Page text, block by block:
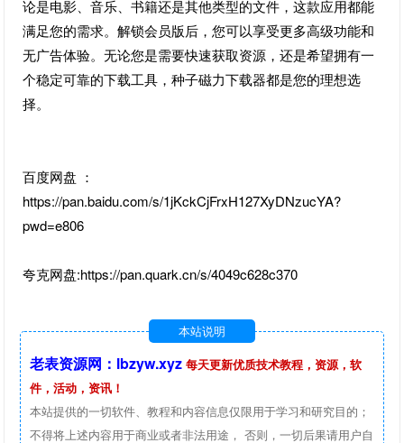
论是电影、音乐、书籍还是其他类型的文件，这款应用都能
满足您的需求。解锁会员版后，您可以享受更多高级功能和
无广告体验。无论您是需要快速获取资源，还是希望拥有一
个稳定可靠的下载工具，种子磁力下载器都是您的理想选
择。
百度网盘 ：
https://pan.baidu.com/s/1jKckCjFrxH127XyDNzucYA?
pwd=e806
夸克网盘:https://pan.quark.cn/s/4049c628c370
本站说明
老表资源网：lbzyw.xyz 每天更新优质技术教程，资源，软
件，活动，资讯！
本站提供的一切软件、教程和内容信息仅限用于学习和研究目的；
不得将上述内容用于商业或者非法用途， 否则，一切后果请用户自